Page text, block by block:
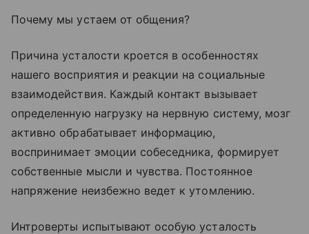
Почему мы устаем от общения?
Причина усталости кроется в особенностях
нашего восприятия и реакции на социальные
взаимодействия. Каждый контакт вызывает
определенную нагрузку на нервную систему, мозг
активно обрабатывает информацию,
воспринимает эмоции собеседника, формирует
собственные мысли и чувства. Постоянное
напряжение неизбежно ведет к утомлению.
Интроверты испытывают особую усталость